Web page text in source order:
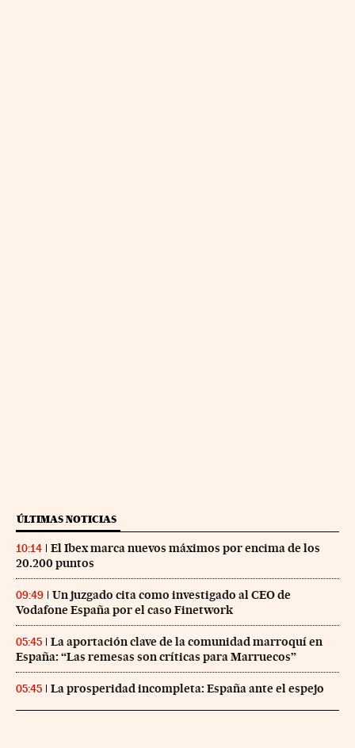
ÚLTIMAS NOTICIAS
10:14
El Ibex marca nuevos máximos por encima de los
20.200 puntos
09:49
Un juzgado cita como investigado al CEO de
Vodafone España por el caso Finetwork
05:45
La aportación clave de la comunidad marroquí en
España: “Las remesas son críticas para Marruecos”
05:45 La prosperidad incompleta: España ante el espejo